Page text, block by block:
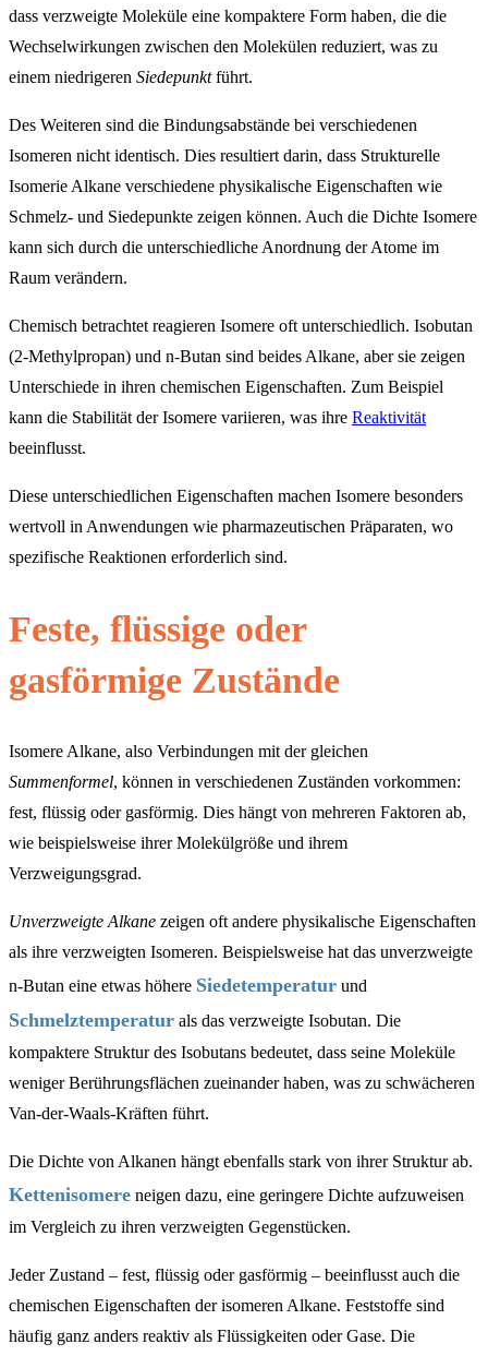
dass verzweigte Moleküle eine kompaktere Form haben, die die
Wechselwirkungen zwischen den Molekülen reduziert, was zu
einem niedrigeren Siedepunktführt.
Des Weiteren sind die Bindungsabstände bei verschiedenen
Isomeren nicht identisch. Dies resultiert darin, dass Strukturelle
Isomerie Alkane verschiedene physikalische Eigenschaften wie
Schmelz- und Siedepunkte zeigen können. Auch die Dichte Isomere
kann sich durch die unterschiedliche Anordnung der Atome im
Raum verändern.
Chemisch betrachtet reagieren Isomere oft unterschiedlich. Isobutan
(2-Methylpropan) und n-Butan sind beides Alkane, aber sie zeigen
Unterschiede in ihren chemischen Eigenschaften. Zum Beispiel
kann die Stabilität der Isomere variieren, was ihre Reaktivität
beeinflusst.
Diese unterschiedlichen Eigenschaften machen Isomere besonders
wertvoll in Anwendungen wie pharmazeutischen Präparaten, wo
spezifische Reaktionen erforderlich sind.
Feste, flüssige oder
gasförmige Zustände
Isomere Alkane, also Verbindungen mit der gleichen
Summenformel, können in verschiedenen Zuständen vorkommen:
fest, flüssig oder gasförmig. Dies hängt von mehreren Faktoren ab,
wie beispielsweise ihrer Molekülgröße und ihrem
Verzweigungsgrad.
Unverzweigte Alkane zeigen oft andere physikalische Eigenschaften
als ihre verzweigten Isomeren. Beispielsweise hat das unverzweigte
n-Butan eine etwas höhere Siedetemperatur und
Schmelztemperatur als das verzweigte Isobutan. Die
kompaktere Struktur des Isobutans bedeutet, dass seine Moleküle
weniger Berührungsflächen zueinander haben, was zu schwächeren
Van-der-Waals-Kräften führt.
Die Dichte von Alkanen hängt ebenfalls stark von ihrer Struktur ab.
Kettenisomere neigen dazu, eine geringere Dichte aufzuweisen
im Vergleich zu ihren verzweigten Gegenstücken.
Jeder Zustand – fest, flüssig oder gasförmig – beeinflusst auch die
chemischen Eigenschaften der isomeren Alkane. Feststoffe sind
häufig ganz anders reaktiv als Flüssigkeiten oder Gase. Die